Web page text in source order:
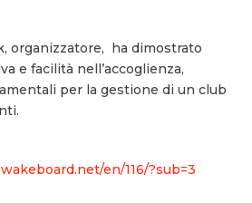
organizzatore, ha dimostrato
e facilità nell’accoglienza,
per la gestione di un club
en/116/?sub=3